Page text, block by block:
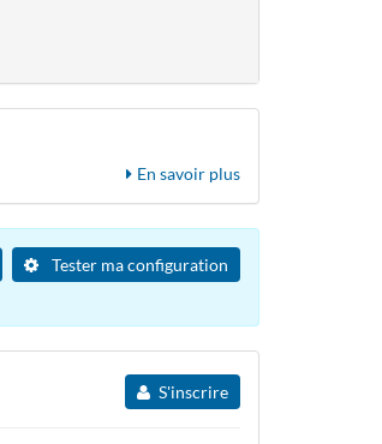
En savoir plus
Tester ma configuration
S'inscrire